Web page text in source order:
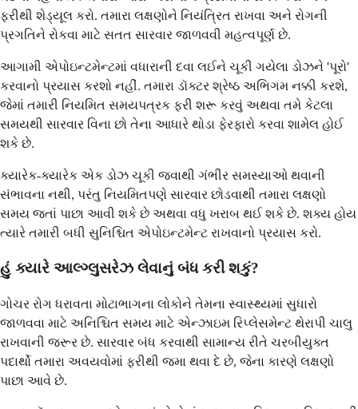
ફરીથી શેડ્યૂલ કરો. તમારા લક્ષણોને નિયંત્રિત રાખવા અને રોગની
પ્રગતિને રોકવા માટે સતત સારવાર જાળવવી મહત્વપૂર્ણ છે.
આગામી એપોઇન્ટમેન્ટમાં વધારાની દવા લઈને ચૂકી ગયેલા ડોઝને 'પૂરો'
કરવાનો પ્રયાસ કરશો નહીં. તમારા ડૉક્ટર શ્રેષ્ઠ અભિગમ નક્કી કરશે,
જેમાં તમારી નિયમિત સમયપત્રક ફરી શરૂ કરવું અથવા તમે કેટલા
સમયથી સારવાર વિના છો તેના આધારે થોડા ફેરફારો કરવા શામેલ હોઈ
શકે છે.
ક્યારેક-ક્યારેક એક ડોઝ ચૂકી જવાથી ગંભીર સમસ્યાઓ થવાની
સંભાવના નથી, પરંતુ નિયમિતપણે સારવાર છોડવાથી તમારા લક્ષણો
સમય જતાં પાછા આવી શકે છે અથવા વધુ ખરાબ થઈ શકે છે. શક્ય હોય
ત્યારે તમારી બધી સુનિશ્ચિત એપોઇન્ટમેન્ટ રાખવાનો પ્રયાસ કરો.
હું ક્યારે આલ્ગ્લુસરેઝ લેવાનું બંધ કરી શકું?
ગોચર રોગ ધરાવતા મોટાભાગના લોકોને તેમના સ્વાસ્થ્યમાં સુધારો
જાળવવા માટે અનિશ્ચિત સમય માટે એન્ઝાઇમ રિપ્લેસમેન્ટ થેરાપી ચાલુ
રાખવાની જરૂર છે. સારવાર બંધ કરવાથી સામાન્ય રીતે ચરબીયુક્ત
પદાર્થો તમારા અવયવોમાં ફરીથી જમા થવા દે છે, જેના કારણે લક્ષણો
પાછા આવે છે.